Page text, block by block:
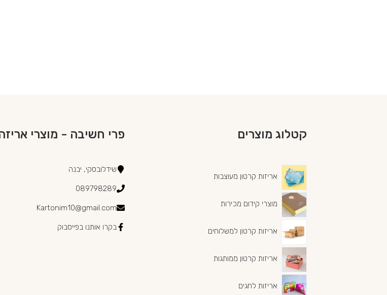
קטלוג מוצרים
אריזות קרטון מעוצבות
מוצרי קידום מכירות
אריזות קרטון למשלוחים
אריזות קרטון ממותגות
אריזות לחגים
פרי חשיבה - מוצרי
שידלובסקי, יבנה
089798289
Kartonim10@gmail.com
בקרו אותנו בפייסבוק